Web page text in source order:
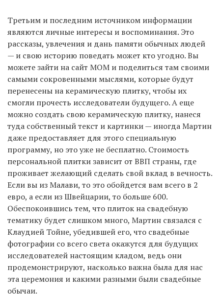
Третьим и последним источником информации
являются личные интересы и воспоминания. Это
рассказы, увлечения и дань памяти обычных людей
— и свою историю поведать может кто угодно. Вы
можете зайти на сайт MOM и поделиться там своими
самыми сокровенными мыслями, которые будут
перенесены на керамическую плитку, чтобы их
смогли прочесть исследователи будущего. А еще
можно создать свою керамическую плитку, нанеся
туда собственный текст и картинки — иногда Мартин
даже предоставляет для этого специальную
программу, но это уже не бесплатно. Стоимость
персональной плитки зависит от ВВП страны, где
проживает желающий сделать свой вклад в вечность.
Если вы из Малави, то это обойдется вам всего в 2
евро, а если из Швейцарии, то больше 600.
Обеспокоившись тем, что плиток на свадебную
тематику будет слишком много, Мартин связался с
Клаудией Тойне, убедившей его, что свадебные
фотографии со всего света окажутся для будущих
исследователей настоящим кладом, ведь они
продемонстрируют, насколько важна была для нас
эта церемония и какими разными были свадебные
обычаи.